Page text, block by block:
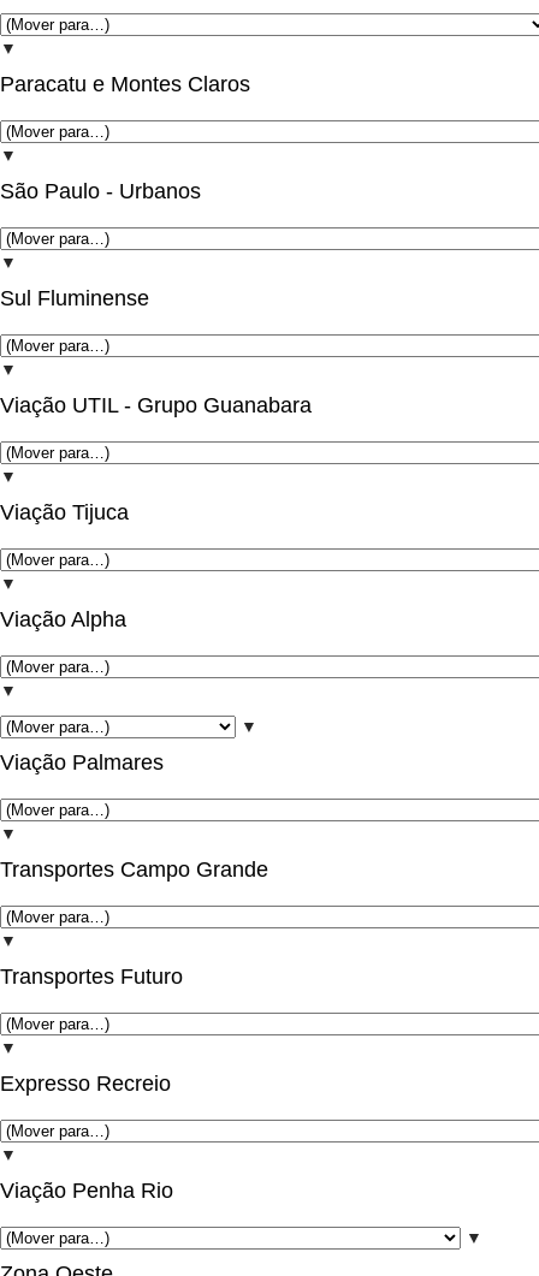
▼
Paracatu e Montes Claros
▼
São Paulo - Urbanos
▼
Sul Fluminense
▼
Viação UTIL - Grupo Guanabara
▼
Viação Tijuca
▼
Viação Alpha
▼
▼
Viação Palmares
▼
Transportes Campo Grande
▼
Transportes Futuro
▼
Expresso Recreio
▼
Viação Penha Rio
▼